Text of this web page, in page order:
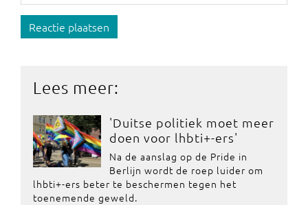
Reactie plaatsen
Lees meer:
'Duitse politiek moet meer
doen voor lhbti+-ers'
Na de aanslag op de Pride in
Berlijn wordt de roep luider om
lhbti+-ers beter te beschermen tegen het
toenemende geweld.